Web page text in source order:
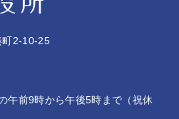
町2-10-25
午前9時から午後5時まで（祝休